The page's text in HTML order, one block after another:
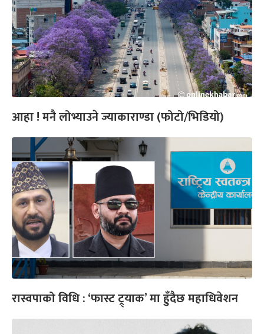
आहा ! मनै लोभ्याउने ज्याकाराण्डा (फोटो/भिडियो)
रास्वपाको विधि : ‘फास्ट ट्र्याक’ मा हुँदैछ महाधिवेशन